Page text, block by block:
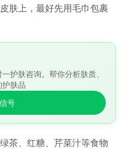
肤上，最好先用毛巾包裹
护肤咨询。帮你分析肤质、
护肤品
号
茶、红糖、芹菜汁等食物